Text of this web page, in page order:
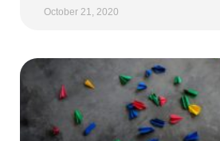
October 21, 2020